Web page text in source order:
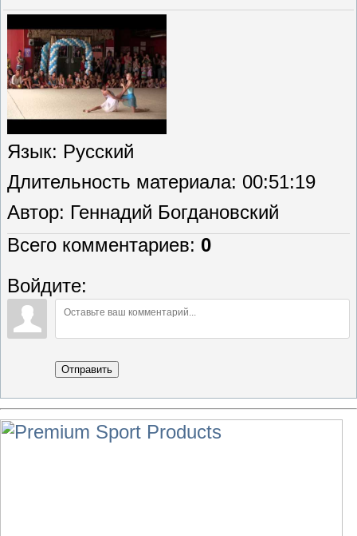
Язык: Русский
Длительность материала: 00:51:19
Автор: Геннадий Богдановский
Всего комментариев: 0
Войдите:
Отправить